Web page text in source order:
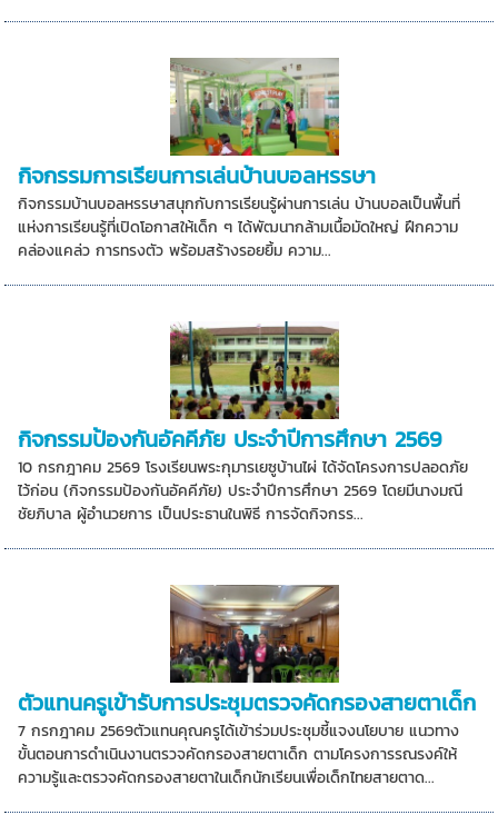
กิจกรรมการเรียนการเล่นบ้านบอลหรรษา
กิจกรรมบ้านบอลหรรษาสนุกกับการเรียนรู้ผ่านการเล่น บ้านบอลเป็นพื้นที่
แห่งการเรียนรู้ที่เปิดโอกาสให้เด็ก ๆ ได้พัฒนากล้ามเนื้อมัดใหญ่ ฝึกความ
คล่องแคล่ว การทรงตัว พร้อมสร้างรอยยิ้ม ความ...
กิจกรรมป้องกันอัคคีภัย ประจำปีการศึกษา 2569
10 กรกฎาคม 2569 โรงเรียนพระกุมารเยซูบ้านไผ่ ได้จัดโครงการปลอดภัย
ไว้ก่อน (กิจกรรมป้องกันอัคคีภัย) ประจำปีการศึกษา 2569 โดยมีนางมณี
ชัยภิบาล ผู้อำนวยการ เป็นประธานในพิธี การจัดกิจกรร...
ตัวแทนครูเข้ารับการประชุมตรวจคัดกรองสายตาเด็ก
7 กรกฎาคม 2569ตัวแทนคุณครูได้เข้าร่วมประชุมชี้แจงนโยบาย แนวทาง
ขั้นตอนการดำเนินงานตรวจคัดกรองสายตาเด็ก ตามโครงการรณรงค์ให้
ความรู้และตรวจคัดกรองสายตาในเด็กนักเรียนเพื่อเด็กไทยสายตาด...